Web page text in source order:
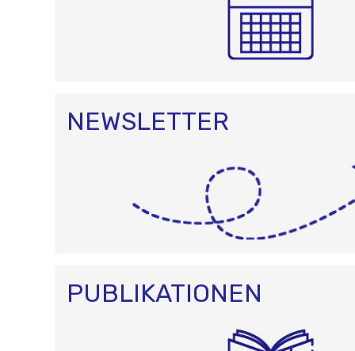
NEWSLETTER
PUBLIKATIONEN